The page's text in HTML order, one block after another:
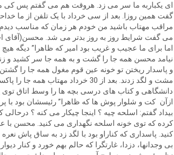
ای یکباربه ما سر می زد. هروقت هم می گفتم پس کی
گفت همین روزا. بعد از سی خرداد با یک تلفن از ما
مراقب مهتاب باشید من خودم هر زمان که مناسب
می گفت شرایط روز به روز بدتر می شد. محسن(آقای
و پاسدار ریختن تو خونه عین قوم مغول همه جا را
مشت و لگد زدند. بعد از 30 خرداد
دانشگاهی و کتاب های درسی بچه ها را وسط اتاق توی
ازآن کت و شلوار پوش ها که ظاهرا” رئیسشان بود با
بیداد گفتم: اسلحه چیه ؟ اینجا چیکار می کنه ؟
کرده که توی خونه اسلحه نگهداری می کنید. محسن
کنید. پاسداری که کناراو بود با لگد زد به ساق پاش
بی وجدانها، دزدا، غارتگرا که حالم بهم خورد و کنار